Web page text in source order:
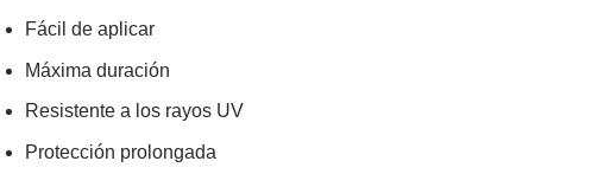
Fácil de aplicar
Máxima duración
Resistente a los rayos UV
Protección prolongada